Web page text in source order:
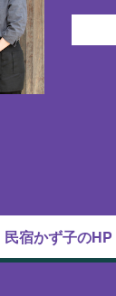
民宿かず子のHP